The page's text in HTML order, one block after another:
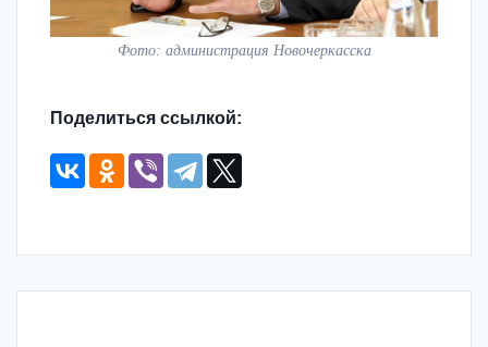
Фото: администрация Новочеркасска
Поделиться ссылкой: